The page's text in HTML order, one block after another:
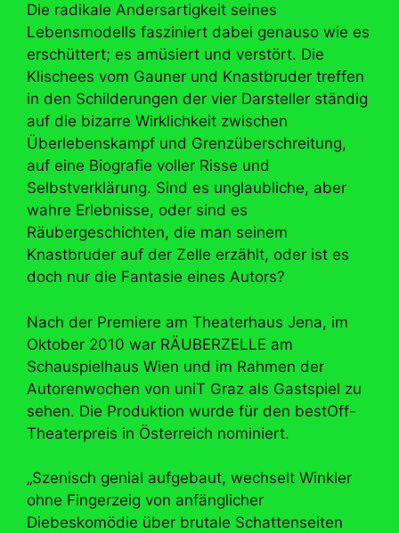
Die radikale Andersartigkeit seines
Lebensmodells fasziniert dabei genauso wie es
erschüttert; es amüsiert und verstört. Die
Klischees vom Gauner und Knastbruder treffen
in den Schilderungen der vier Darsteller ständig
auf die bizarre Wirklichkeit zwischen
Überlebenskampf und Grenzüberschreitung,
auf eine Biografie voller Risse und
Selbstverklärung. Sind es unglaubliche, aber
wahre Erlebnisse, oder sind es
Räubergeschichten, die man seinem
Knastbruder auf der Zelle erzählt, oder ist es
doch nur die Fantasie eines Autors?
Nach der Premiere am Theaterhaus Jena, im
Oktober 2010 war RÄUBERZELLE am
Schauspielhaus Wien und im Rahmen der
Autorenwochen von uniT Graz als Gastspiel zu
sehen. Die Produktion wurde für den bestOff-
Theaterpreis in Österreich nominiert.
„Szenisch genial aufgebaut, wechselt Winkler
ohne Fingerzeig von anfänglicher
Diebeskomödie über brutale Schattenseiten